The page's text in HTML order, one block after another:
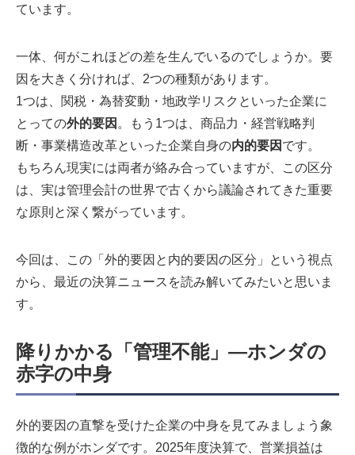
ています。
一体、何がこれほどの差を生んでいるのでしょうか。要
因を大きく分ければ、2つの種類があります。
1つは、関税・為替変動・地政学リスクといった企業に
とっての外的要因 。もう1つは、商品力・経営戦略判
断・事業構造改革といった企業自身の内的要因 です。
もちろん現実には両者が絡み合っていますが、この区分
は、実は管理会計の世界で古くから議論されてきた重要
な原則と深く繋がっています。
今回は、この「外的要因と内的要因の区分」という視点
から、最近の決算ニュースを読み解いてみたいと思いま
す。
降りかかる「管理不能」―ホンダの
赤字の中身
外的要因の直撃を受けた企業の中身を見てみましょう象
徴的な例がホンダです。2025年度決算で、営業損益は